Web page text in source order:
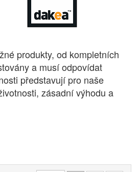
produkty, od kompletních
a musí odpovídat
představují pro naše
zásadní výhodu a